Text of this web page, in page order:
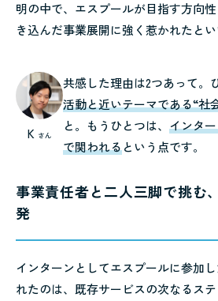
明の中で、エスプールが目指す方向
き込んだ事業展開に強く惹かれたとい
K さん
共感した理由は2つあって。
活動と近いテーマである“社
と。もうひとつは、 インタ
で関われるという点です。
事業責任者と二人三脚で挑む
発
インターンとしてエスプールに参加
れたのは、既存サービスの次なるス